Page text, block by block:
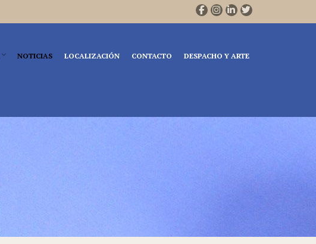
NOTICIAS LOCALIZACIÓN CONTACTO DESPACHO Y ARTE